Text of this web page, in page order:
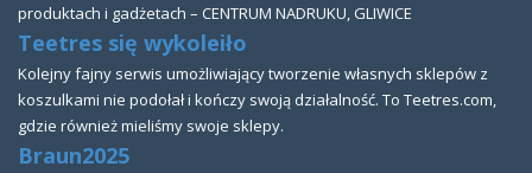
produktach i gadżetach – CENTRUM NADRUKU, GLIWICE
Teetres się wykoleiło
Kolejny fajny serwis umożliwiający tworzenie własnych sklepów z
koszulkami nie podołał i kończy swoją działalność. To Teetres.com,
gdzie również mieliśmy swoje sklepy.
Braun2025